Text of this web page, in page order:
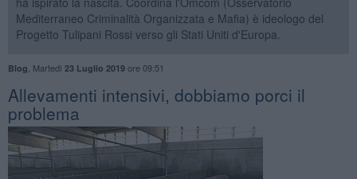
Mediterraneo Criminalità Organizzata e Mafia) è ideologo del
Progetto Tulipani Rossi verso gli Stati Uniti d'Europa.
Blog Martedì 23 Luglio 2019ore 09:51
Allevamenti intensivi, dobbiamo porci il
problema